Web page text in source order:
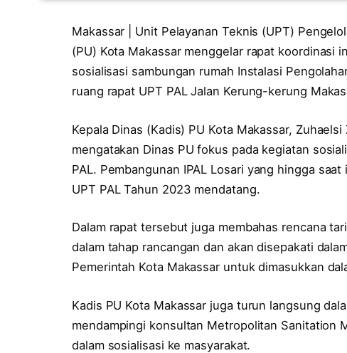
Makassar | Unit Pelayanan Teknis (UPT)
(PU) Kota Makassar menggelar rapat koordinasi
sosialisasi sambungan rumah Instalasi
ruang rapat UPT PAL Jalan Kerung-kerung
Kepala Dinas (Kadis) PU Kota Makassar,
mengatakan Dinas PU fokus pada kegiatan
PAL. Pembangunan IPAL Losari yang hingga
UPT PAL Tahun 2023 mendatang.
Dalam rapat tersebut juga membahas rencana
dalam tahap rancangan dan akan disepakati
Pemerintah Kota Makassar untuk dimasukkan
Kadis PU Kota Makassar juga turun langsung
mendampingi konsultan Metropolitan Sanitation
dalam sosialisasi ke masyarakat.